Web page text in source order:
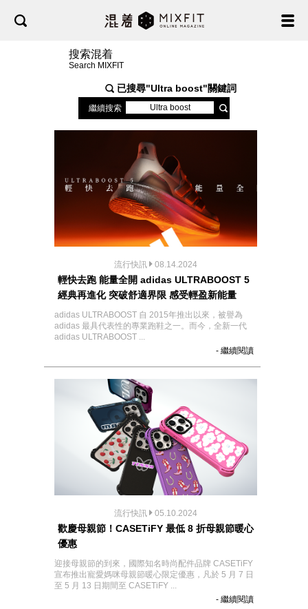
搜索混着
Search MIXFIT
已搜尋"Ultra boost"關鍵詞
繼續搜索
流行快訊 08.14.2024
輕快去跑 能量全開 adidas ULTRABOOST 5
經典再進化 突破舒適界限 感受輕盈新能量
adidas ULTRABOOST 自 2015年推出以來，被譽為
adidas 最具代表性的專業跑鞋之一。而今，全新一代
adidas ULTRABOOST ...
- 繼續閱讀
流行快訊 05.10.2024
歡慶母親節！CASETiFY 最低 8 折母親節暖心
優惠
迎接母親節的到來，國際知名時尚配件品牌 CASETiFY
宣布推出寵愛媽咪母親節暖心限定優惠，凡於 5 月 7 日
至 5 月 13 日期間至 CASETiFY ...
- 繼續閱讀